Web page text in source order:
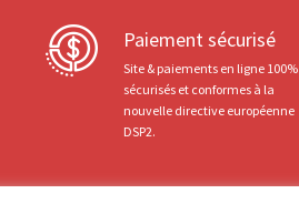
Paiement sécurisé
Site & paiements en ligne 100%
sécurisés et conformes à la
nouvelle directive européenne
DSP2.